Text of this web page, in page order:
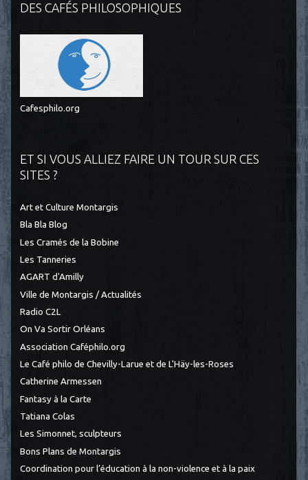
DES CAFÉS PHILOSOPHIQUES
Cafesphilo.org
ET SI VOUS ALLIEZ FAIRE UN TOUR SUR CES
SITES ?
Art et Culture Montargis
Bla Bla Blog
Les Cramés de la Bobine
Les Tanneries
AGART d'Amilly
Ville de Montargis / Actualités
Radio C2L
On Va Sortir Orléans
Association Caféphilo.org
Le Café philo de Chevilly-Larue et de L'Häy-les-Roses
Catherine Armessen
Fantasy à la Carte
Tatiana Colas
Les Simonnet, sculpteurs
Bons Plans de Montargis
Coordination pour l’éducation à la non-violence et à la paix